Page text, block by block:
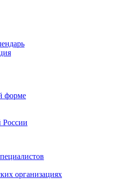
форме
России
организациях